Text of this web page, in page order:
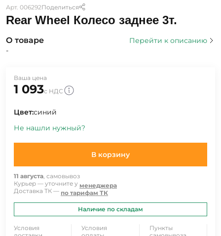
Арт. 006292Поделиться
Rear Wheel Колесо заднее 3т.
О товаре
Перейти к описанию
-
Ваша цена
1 093с НДС
Цвет:синий
Не нашли нужный?
В корзину
11 августа, самовывоз
Курьер — уточните у менеджера
Доставка ТК — по тарифам ТК
Наличие по складам
Условия
Условия
Пункты